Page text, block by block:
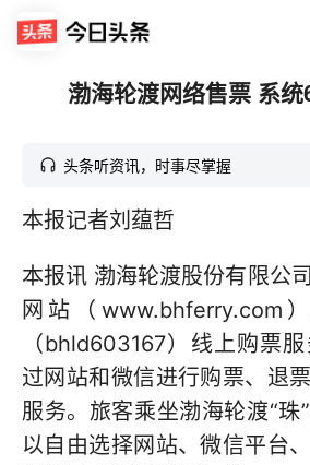
渤海轮渡网络售票 系
头条听资讯，时事尽掌握
本报记者刘蕴哲
本报讯 渤海轮渡股份有限公
网站（www.bhferry.com
（bhld603167）线上购票
过网站和微信进行购票、退
服务。旅客乘坐渤海轮渡“珠
以自由选择网站、微信平台